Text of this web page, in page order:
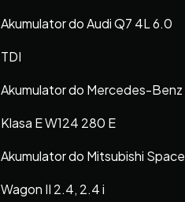
Akumulator do Audi Q7 4L 6.0
TDI
Akumulator do Mercedes-Benz
Klasa E W124 280 E
Akumulator do Mitsubishi Space
Wagon II 2.4, 2.4 i